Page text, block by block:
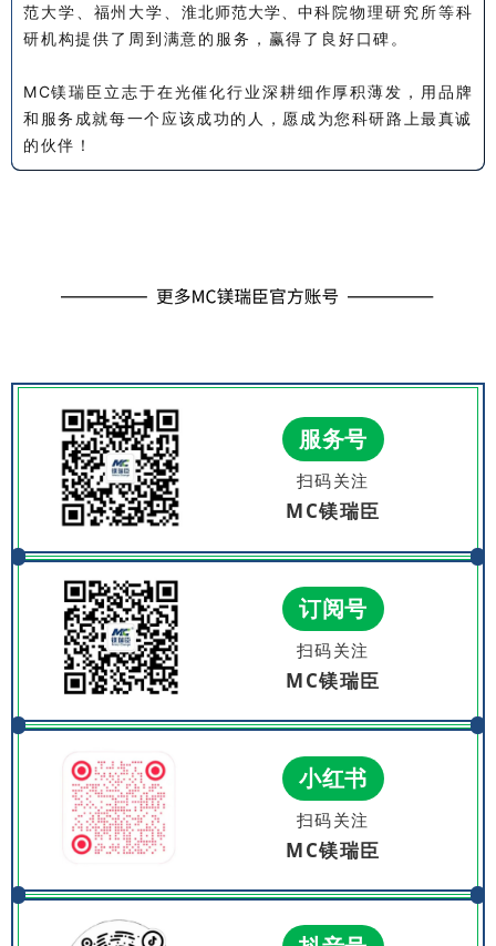
范大学、福州大学、 淮北师范大学、 中科院物理研究所等科
研机构提供了周到满意的服务，赢得了良好口碑。
MC镁瑞臣立志于在光催化行业深耕细作厚积薄发，用品牌
和服务成就每一个应该成功的人，愿成为您科研路上最真诚
的伙伴！
服务号
扫码关注
MC镁瑞臣
订阅号
扫码关注
MC镁瑞臣
小红书
扫码关注
MC镁瑞臣